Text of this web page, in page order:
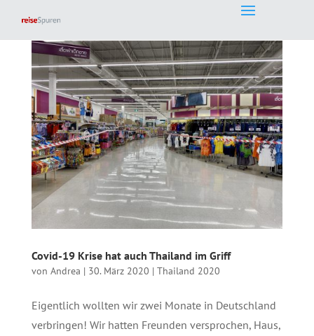
Covid-19 Krise hat auch Thailand im Griff
von Andrea | 30. März 2020 | Thailand 2020
Eigentlich wollten wir zwei Monate in Deutschland
verbringen! Wir hatten Freunden versprochen, Haus,